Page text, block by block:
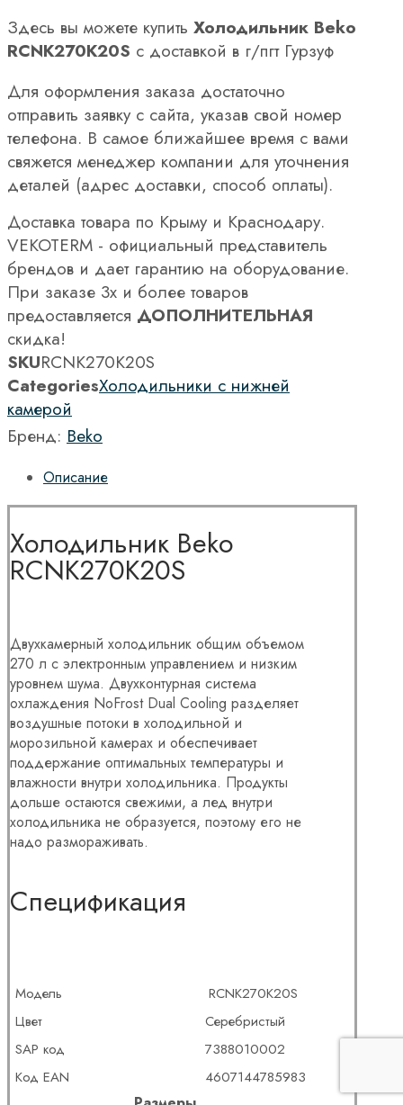
Здесь вы можете купить Холодильник Beko
RCNK270K20S с доставкой в г/пгт Гурзуф
Для оформления заказа достаточно
отправить заявку с сайта, указав свой номер
телефона. В самое ближайшее время с вами
свяжется менеджер компании для уточнения
деталей (адрес доставки, способ оплаты).
Доставка товара по Крыму и Краснодару.
VEKOTERM - официальный представитель
брендов и дает гарантию на оборудование.
При заказе 3х и более товаров
предоставляется ДОПОЛНИТЕЛЬНАЯ
скидка!
SKURCNK270K20S
CategoriesХолодильники с нижней
камерой
Бренд: Beko
Описание
Холодильник Beko
RCNK270K20S
Двухкамерный холодильник общим объемом
270 л с электронным управлением и низким
уровнем шума. Двухконтурная система
охлаждения NoFrost Dual Cooling разделяет
воздушные потоки в холодильной и
морозильной камерах и обеспечивает
поддержание оптимальных температуры и
влажности внутри холодильника. Продукты
дольше остаются свежими, а лед внутри
холодильника не образуется, поэтому его не
надо размораживать.
Cпецификация
Модель
RCNK270K20S
Цвет
Серебристый
SAP код
7388010002
Код EAN
4607144785983